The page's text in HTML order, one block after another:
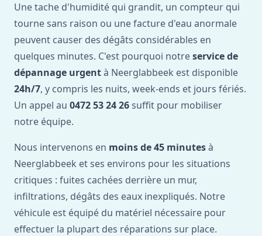
Une tache d'humidité qui grandit, un compteur qui
tourne sans raison ou une facture d'eau anormale
peuvent causer des dégâts considérables en
quelques minutes. C'est pourquoi notreservice de
dépannage urgentà Neerglabbeek est disponible
24h/7, y compris les nuits, week-ends et jours fériés.
Un appel au 0472 53 24 26 suffit pour mobiliser
notre équipe.
Nous intervenons en moins de 45 minutesà
Neerglabbeek et ses environs pour les situations
critiques : fuites cachées derrière un mur,
infiltrations, dégâts des eaux inexpliqués. Notre
véhicule est équipé du matériel nécessaire pour
effectuer la plupart des réparations sur place.